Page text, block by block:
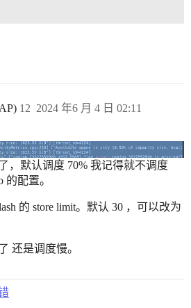
2024 年6 月 4 日 02:11
12
，默认调度 70% 我记得就不调度
的配置。
的 store limit。默认 30 ，可以改为
还是调度慢。